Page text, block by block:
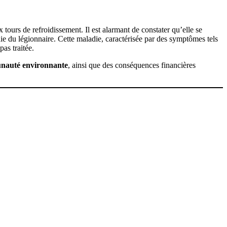
de refroidissement. Il est alarmant de constater qu’elle se
du légionnaire. Cette maladie, caractérisée par des symptômes tels
traitée.
environnante, ainsi que des conséquences financières